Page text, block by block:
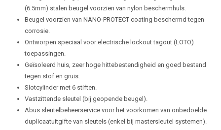
(6.5mm) stalen beugel voorzien van nylon beschermhuls.
Beugel voorzien van NANO-PROTECT coating beschermd tegen
corrosie.
Ontworpen speciaal voor electrische lockout tagout (LOTO)
toepassingen.
Geïsoleerd huis, zeer hoge hittebestendigheid en goed bestand
tegen stof en gruis.
Slotcylinder met 6 stiften.
Vastzittende sleutel (bij geopende beugel).
Abus sleutelbeheerservice voor het voorkomen van onbedoelde
duplicaatuitgifte van sleutels (enkel bij mastersleutel systemen).